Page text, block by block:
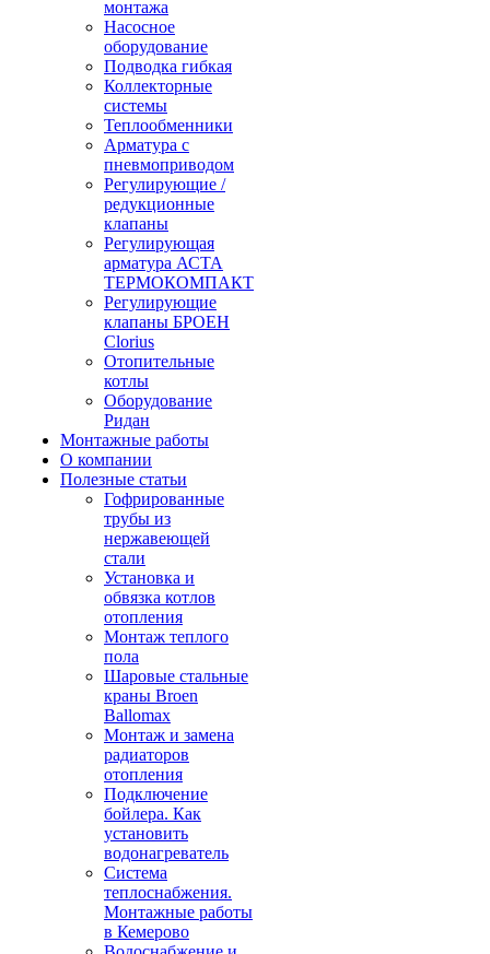
монтажа
Насосное
оборудование
Подводка гибкая
Коллекторные
системы
Теплообменники
Арматура с
пневмоприводом
Регулирующие /
редукционные
клапаны
Регулирующая
арматура АСТА
ТЕРМОКОМПАКТ
Регулирующие
клапаны БРОЕН
Clorius
Отопительные
котлы
Оборудование
Ридан
Монтажные работы
О компании
Полезные статьи
Гофрированные
трубы из
нержавеющей
стали
Установка и
обвязка котлов
отопления
Монтаж теплого
пола
Шаровые стальные
краны Broen
Ballomax
Монтаж и замена
радиаторов
отопления
Подключение
бойлера. Как
установить
водонагреватель
Система
теплоснабжения.
Монтажные работы
в Кемерово